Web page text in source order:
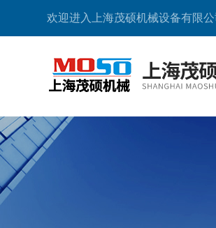
欢迎进入上海茂硕机械设备有限公